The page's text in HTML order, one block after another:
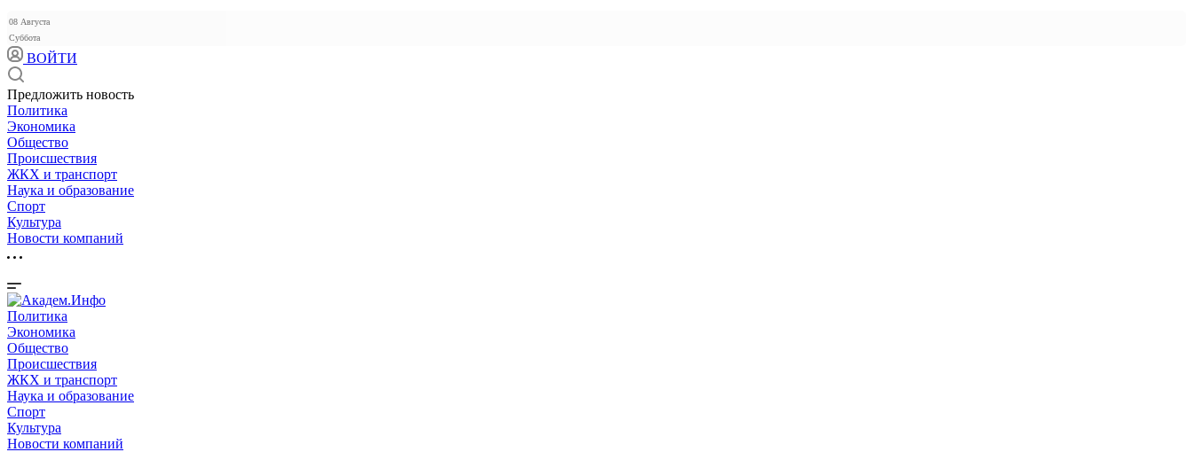
08 Августа
Суббота
ВОЙТИ
Предложить новость
Политика
Экономика
Общество
Происшествия
ЖКХ и транспорт
Наука и образование
Спорт
Культура
Новости компаний
Политика
Экономика
Общество
Происшествия
ЖКХ и транспорт
Наука и образование
Спорт
Культура
Новости компаний